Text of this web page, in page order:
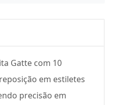
Gatte com 10
em estiletes
precisão em